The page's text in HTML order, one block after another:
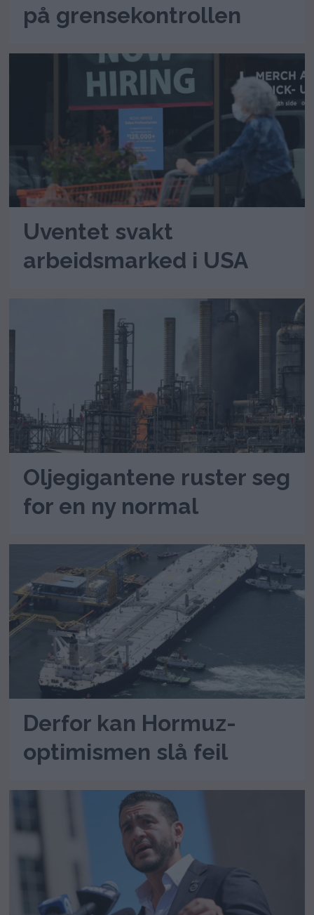
på grensekontrollen
Uventet svakt
arbeidsmarked i USA
Oljegigantene ruster seg
for en ny normal
Derfor kan Hormuz-
optimismen slå feil